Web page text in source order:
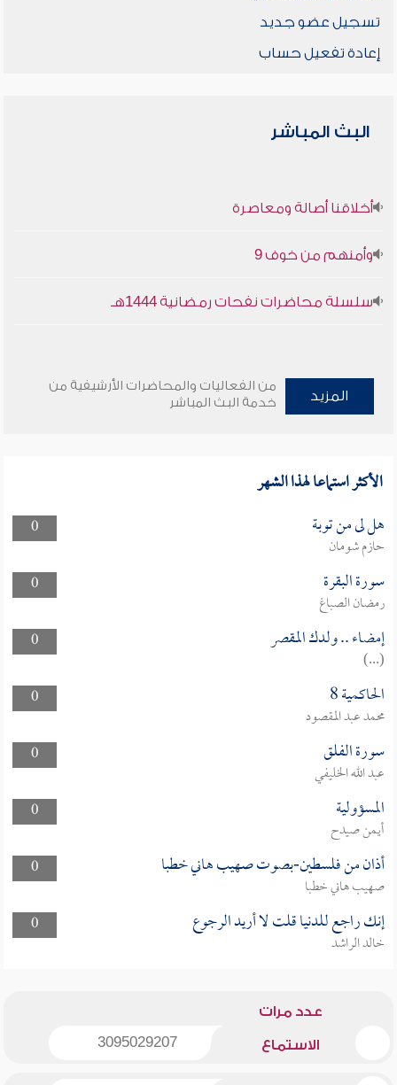
تسجيل عضو جديد
إعادة تفعيل حساب
البث المباشر
أخلاقنا أصالة ومعاصرة
وأمنهم من خوف 9
سلسلة محاضرات نفحات رمضانية 1444هـ
المزيد
من الفعاليات والمحاضرات الأرشيفية من
خدمة البث المباشر
الأكثر استماعا لهذا الشهر
0 هل لى من توبة
حازم شومان
0
سورة البقرة
رمضان الصباغ
0
إمضاء .. ولدك المقصر
(...)
0
الحاكمية 8
محمد عبد المقصود
0
سورة الفلق
عبد الله الخليفي
0
المسؤولية
أيمن صيدح
0
أذان من فلسطين-بصوت صهيب هاني خطبا
صهيب هاني خطبا
0
إنك راجع للدنيا قلت لا أريد الرجوع
خالد الراشد
عدد مرات
الاستماع 3095029207